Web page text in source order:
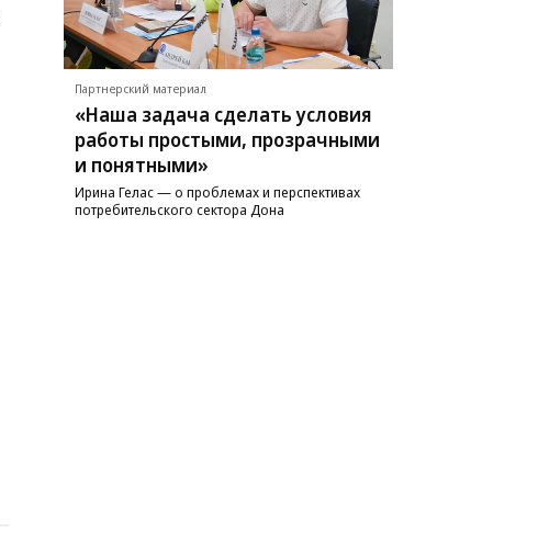
Партнерский материал
«Наша задача сделать условия
работы простыми, прозрачными
и понятными»
Ирина Гелас — о проблемах и перспективах
потребительского сектора Дона